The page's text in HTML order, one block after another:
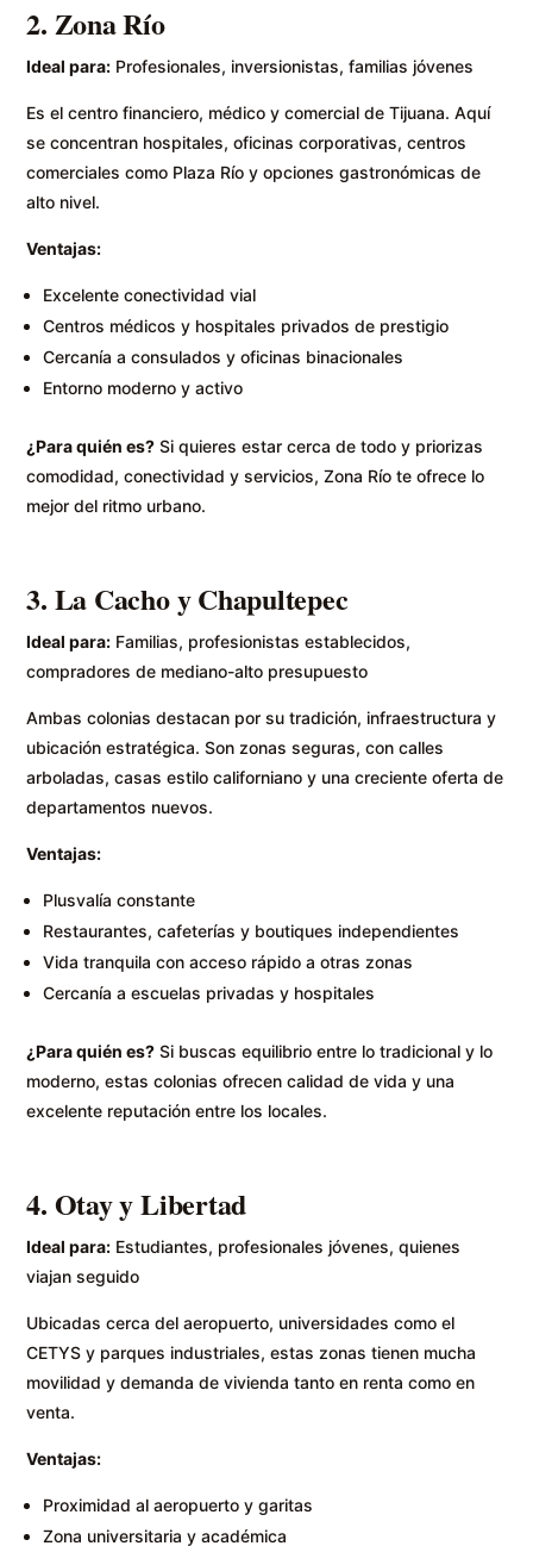
2. Zona Río
Ideal para: Profesionales, inversionistas, familias jóvenes
Es el centro financiero, médico y comercial de Tijuana. Aquí
se concentran hospitales, oficinas corporativas, centros
comerciales como Plaza Río y opciones gastronómicas de
alto nivel.
Ventajas:
Excelente conectividad vial
Centros médicos y hospitales privados de prestigio
Cercanía a consulados y oficinas binacionales
Entorno moderno y activo
¿Para quién es? Si quieres estar cerca de todo y priorizas
comodidad, conectividad y servicios, Zona Río te ofrece lo
mejor del ritmo urbano.
3. La Cacho y Chapultepec
Ideal para: Familias, profesionistas establecidos,
compradores de mediano-alto presupuesto
Ambas colonias destacan por su tradición, infraestructura y
ubicación estratégica. Son zonas seguras, con calles
arboladas, casas estilo californiano y una creciente oferta de
departamentos nuevos.
Ventajas:
Plusvalía constante
Restaurantes, cafeterías y boutiques independientes
Vida tranquila con acceso rápido a otras zonas
Cercanía a escuelas privadas y hospitales
¿Para quién es? Si buscas equilibrio entre lo tradicional y lo
moderno, estas colonias ofrecen calidad de vida y una
excelente reputación entre los locales.
4. Otay y Libertad
Ideal para: Estudiantes, profesionales jóvenes, quienes
viajan seguido
Ubicadas cerca del aeropuerto, universidades como el
CETYS y parques industriales, estas zonas tienen mucha
movilidad y demanda de vivienda tanto en renta como en
venta.
Ventajas:
Proximidad al aeropuerto y garitas
Zona universitaria y académica